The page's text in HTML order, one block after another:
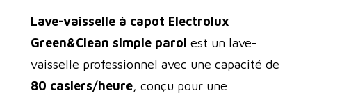
Lave-vaisselle à capot Electrolux
Green&Clean simple paroi est un lave-
vaisselle professionnel avec une capacité de
80 casiers/heure, conçu pour une